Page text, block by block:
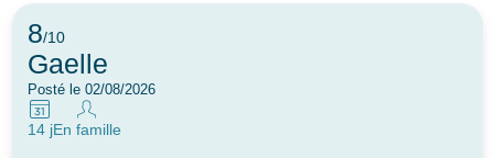
8/10
Gaelle
Posté le 02/08/2026
14 jEn famille